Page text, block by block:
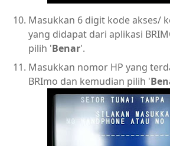
Masukkan 6 digit kode akses/
yang didapat dari aplikasi
pilih 'Benar'.
Masukkan nomor HP yang
BRImo dan kemudian pilih '